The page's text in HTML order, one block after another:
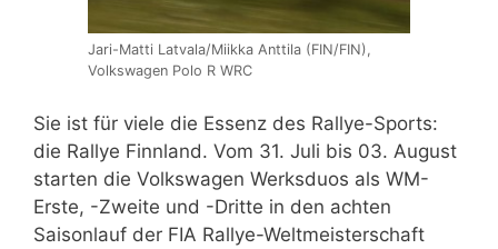
Jari-Matti Latvala/Miikka Anttila (FIN/FIN),
Volkswagen Polo R WRC
Sie ist für viele die Essenz des Rallye-Sports:
die Rallye Finnland. Vom 31. Juli bis 03. August
starten die Volkswagen Werksduos als WM-
Erste, -Zweite und -Dritte in den achten
Saisonlauf der FIA Rallye-Weltmeisterschaft